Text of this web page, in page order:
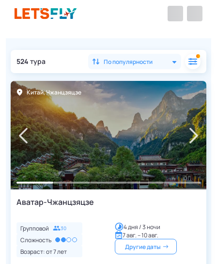
524 тура По популярности
Китай,Чжанцзяцзе
Аватар-Чжанцзяцзе
Групповой 30
Сложность
Возраст: от7лет
4 дня / 3 ночи
7 авг. – 10 авг.
Другие даты